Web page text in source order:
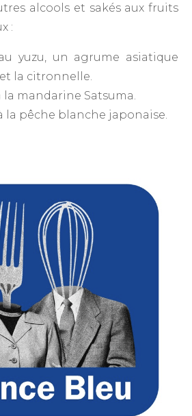
alcools et sakés aux fruits
:
yuzu, un agrume asiatique
la citronnelle.
la mandarine Satsuma.
la pêche blanche japonaise.